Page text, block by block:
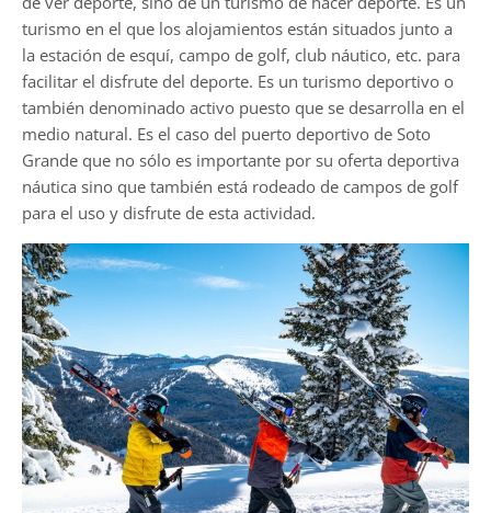
turismo en el que los alojamientos están situados junto a
la estación de esquí, campo de golf, club náutico, etc. para
facilitar el disfrute del deporte. Es un turismo deportivo o
también denominado activo puesto que se desarrolla en el
medio natural. Es el caso del puerto deportivo de Soto
Grande que no sólo es importante por su oferta deportiva
náutica sino que también está rodeado de campos de golf
para el uso y disfrute de esta actividad.